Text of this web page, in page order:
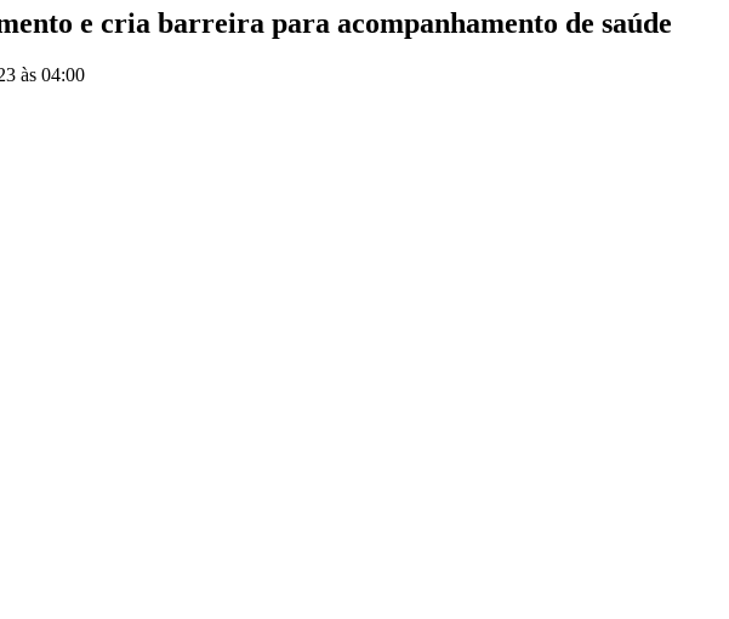
e cria barreira para acompanhamento de saúde
às 04:00